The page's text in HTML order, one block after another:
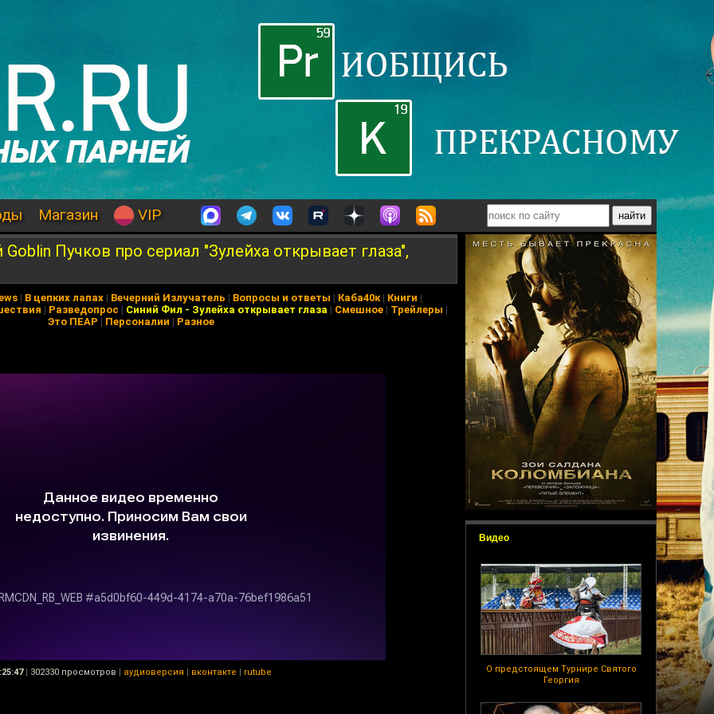
Магазин VIP
Видео
О предстоящем Турнире Святого
Георгия
Пучков про сериал "Зулейха открывает глаза",
| В цепких лапах | Вечерний Излучатель | Вопросы и ответы | Каба40к| Книги |
| Разведопрос | Синий Фил - Зулейха открывает глаза | Смешное | Трейлеры |
Это ПЕАР | Персоналии | Разное
| 302330 просмотров | аудиоверсия | вконтакте | rutube